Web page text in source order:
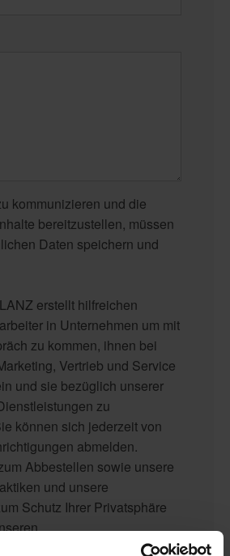
kommunizieren und die
bereitzustellen, müssen
Daten speichern und
erstellt hilfreichen
in Unternehmen um mit
zu kommen, ihnen bei
Vertrieb und Service
und sie bezüglich unserer
zu
können sich jederzeit von
abmelden.
Abbestellen sowie unsere
und unsere
Schutz Ihrer Privatsphäre